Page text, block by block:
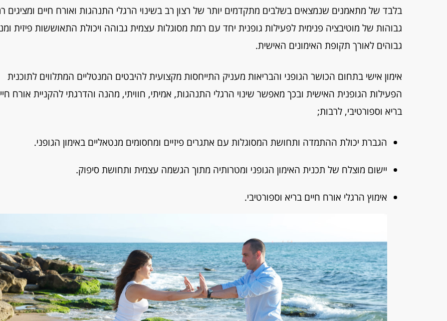
בלבד של מתאמנים שנמצאים בשלבים מתקדמים יותר של רצון רב בשינוי הרגלי התנהגות ואורח חיים ומציגים
גבוהות של מוטיבציה פנימית לפעילות גופנית יחד עם רמת מסוגלות עצמית גבוהה ויכולת התאוששות פיזית
גבוהים לאורך תקופת האימונים האישית.
אימון אישי בתחום הכושר הגופני והבריאות מעניק התייחסות מקצועית להיבטים המנטליים המתלווים לתוכנית
הפעילות הגופנית האישית ובכך מאפשר שינוי הרגלי התנהגות, אמיתי, חוויתי, מהנה והדרגתי להקניית אורח
בריא וספורטיבי, לרבות;
הגברת יכולת ההתמדה ותחושת המסוגלות עם אתגרים פיזיים ומחסומים מנטאליים באימון הגופני.
יישום מוצלח של תכנית האימון הגופני ומטרותיה מתוך הגשמה עצמית ותחושת סיפוק.
אימוץ הרגלי אורח חיים בריא וספורטיבי.